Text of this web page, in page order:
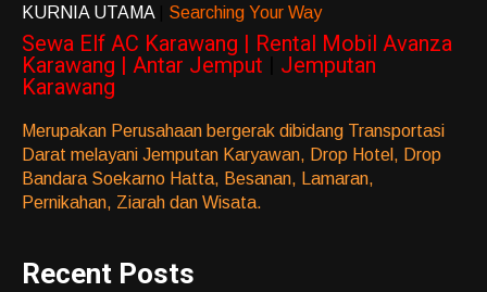
KURNIA UTAMA Searching Your Way
Sewa Elf AC Karawang | Rental Mobil Avanza
Karawang | Antar Jemput
Jemputan
Karawang
Merupakan Perusahaan bergerak dibidang Transportasi
Darat melayani Jemputan Karyawan, Drop Hotel, Drop
Bandara Soekarno Hatta, Besanan, Lamaran,
Pernikahan, Ziarah dan Wisata.
Recent Posts